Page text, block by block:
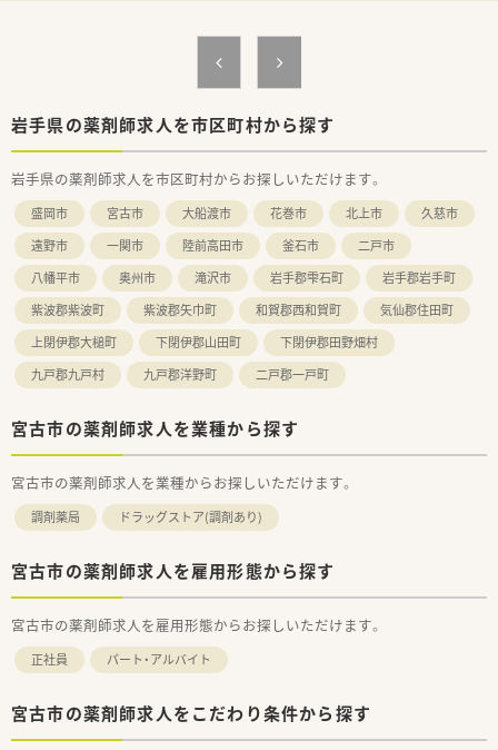
◆循環器内科、消化器科をメインに応需しています。クリニック
門前ではありますが、他の近隣地域の医療機関の処方箋も応需す
ています。経験が浅い方でも、しっかりサポートするため、ご安
心ください♪
≪こんな方にオススメ！≫
◇地域で腰を据えて働きたい方（全国転勤は避けたい）
◇これから幅広く経験を積んでいきたい方
岩手県の薬剤師求人を市区町村から探す
岩手県の薬剤師求人を市区町村からお探しいただけます。
盛岡市 宮古市 大船渡市 花巻市 北上市
久慈市
遠野市
一関市 陸前高田市 釜石市
二戸市
八幡平市
奥州市 滝沢市 岩手郡雫石町
岩手郡岩手町
紫波郡紫波町
紫波郡矢巾町 和賀郡西和賀町
気仙郡住田町
上閉伊郡大槌町
下閉伊郡山田町
下閉伊郡田野畑村
九戸郡九戸村
九戸郡洋野町 二戸郡一戸町
宮古市の薬剤師求人を業種から探す
宮古市の薬剤師求人を業種からお探しいただけます。
調剤薬局 ドラッグストア(調剤あり)
宮古市の薬剤師求人を雇用形態から探す
宮古市の薬剤師求人を雇用形態からお探しいただけます。
正社員 パート・アルバイト
宮古市の薬剤師求人をこだわり条件から探す